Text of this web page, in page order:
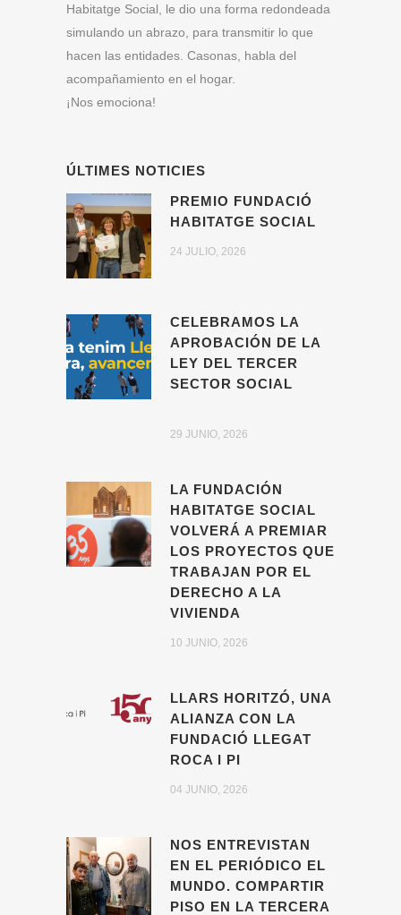
Habitatge Social, le dio una forma redondeada
simulando un abrazo, para transmitir lo que
hacen las entidades. Casonas, habla del
acompañamiento en el hogar.
¡Nos emociona!
ÚLTIMES NOTICIES
PREMIO FUNDACIÓ
HABITATGE SOCIAL
24 JULIO, 2026
CELEBRAMOS LA
APROBACIÓN DE LA
LEY DEL TERCER
SECTOR SOCIAL
29 JUNIO, 2026
LA FUNDACIÓN
HABITATGE SOCIAL
VOLVERÁ A PREMIAR
LOS PROYECTOS QUE
TRABAJAN POR EL
DERECHO A LA
VIVIENDA
10 JUNIO, 2026
LLARS HORITZÓ, UNA
ALIANZA CON LA
FUNDACIÓ LLEGAT
ROCA I PI
04 JUNIO, 2026
NOS ENTREVISTAN
EN EL PERIÓDICO EL
MUNDO. COMPARTIR
PISO EN LA TERCERA